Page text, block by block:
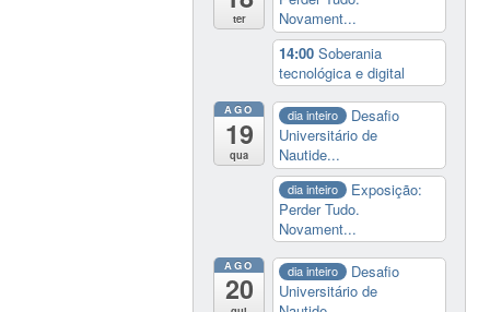
ter
Novament...
14:00Soberania
tecnológica e digital
AGO
19
qua
dia inteiro
Desafio
Universitário de
Nautide...
dia inteiro
Exposição:
Perder Tudo.
Novament...
AGO
20
dia inteiro
Desafio
Universitário de